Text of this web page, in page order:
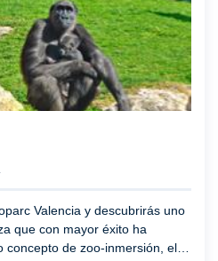
Valencia y descubrirás uno
que con mayor éxito ha
concepto de zoo-inmersión, el